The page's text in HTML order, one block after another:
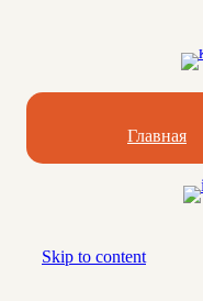
Главная
Skip to content